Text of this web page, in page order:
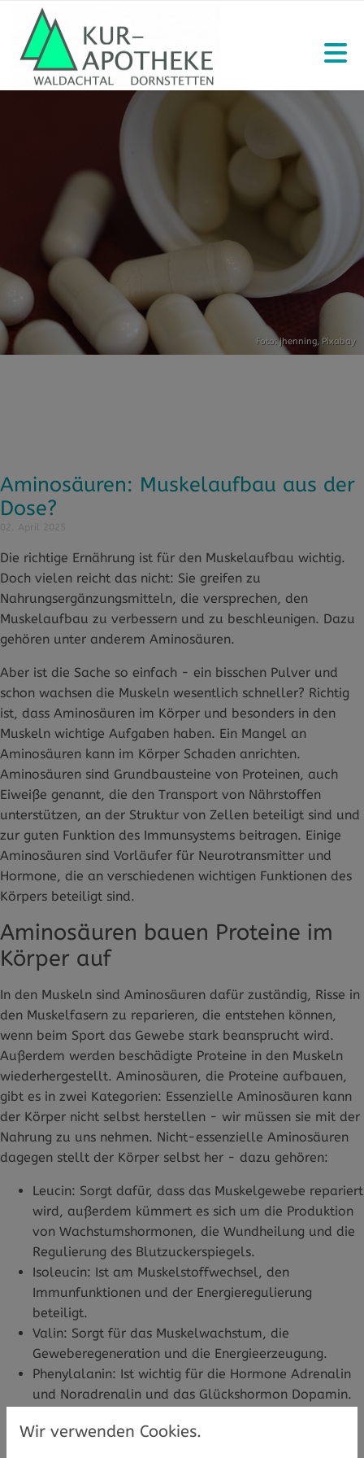
Foto: jhenning, Pixabay
Aminosäuren: Muskelaufbau aus der
Dose?
Die richtige Ernährung ist für den Muskelaufbau wichtig.
Doch vielen reicht das nicht: Sie greifen zu
Nahrungsergänzungsmitteln, die versprechen, den
Muskelaufbau zu verbessern und zu beschleunigen. Dazu
gehören unter anderem Aminosäuren.
Aber ist die Sache so einfach - ein bisschen Pulver und
schon wachsen die Muskeln wesentlich schneller? Richtig
ist, dass Aminosäuren im Körper und besonders in den
Muskeln wichtige Aufgaben haben. Ein Mangel an
Aminosäuren kann im Körper Schaden anrichten.
Aminosäuren sind Grundbausteine von Proteinen, auch
Eiweiße genannt, die den Transport von Nährstoffen
unterstützen, an der Struktur von Zellen beteiligt sind und
zur guten Funktion des Immunsystems beitragen. Einige
Aminosäuren sind Vorläufer für Neurotransmitter und
Hormone, die an verschiedenen wichtigen Funktionen des
Körpers beteiligt sind.
Aminosäuren bauen Proteine im
Körper auf
In den Muskeln sind Aminosäuren dafür zuständig, Risse in
den Muskelfasern zu reparieren, die entstehen können,
wenn beim Sport das Gewebe stark beansprucht wird.
Außerdem werden beschädigte Proteine in den Muskeln
wiederhergestellt. Aminosäuren, die Proteine aufbauen,
gibt es in zwei Kategorien: Essenzielle Aminosäuren kann
der Körper nicht selbst herstellen - wir müssen sie mit der
Nahrung zu uns nehmen. Nicht-essenzielle Aminosäuren
dagegen stellt der Körper selbst her - dazu gehören:
Leucin: Sorgt dafür, dass das Muskelgewebe repariert
wird, außerdem kümmert es sich um die Produktion
von Wachstumshormonen, die Wundheilung und die
Regulierung des Blutzuckerspiegels.
Isoleucin: Ist am Muskelstoffwechsel, den
Immunfunktionen und der Energieregulierung
beteiligt.
Valin: Sorgt für das Muskelwachstum, die
Geweberegeneration und die Energieerzeugung.
Phenylalanin: Ist wichtig für die Hormone Adrenalin
und Noradrenalin und das Glückshormon Dopamin.
Zink und Selen, das Wachstum von Gewebe und den
Wir verwenden Cookies.